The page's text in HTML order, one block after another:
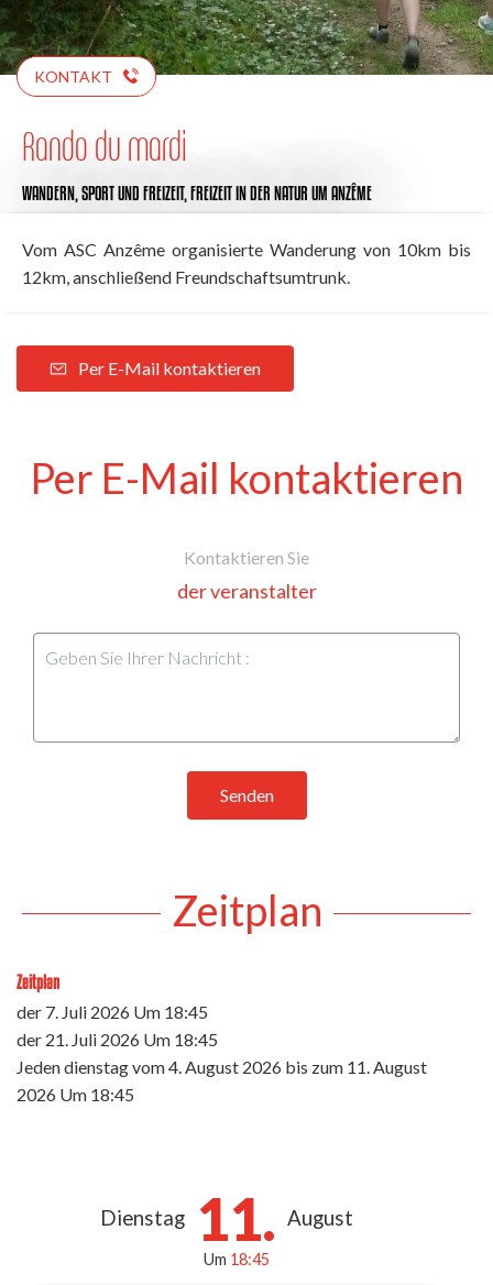
KONTAKT
Rando du mardi
WANDERN, SPORT UND FREIZEIT, FREIZEIT IN DER NATUR UM ANZÊME
Vom ASC Anzême organisierte Wanderung von 10km bis
12km, anschließend Freundschaftsumtrunk.
Per E-Mail kontaktieren
Per E-Mail kontaktieren
Kontaktieren Sie
der veranstalter
Senden
Zeitplan
Zeitplan
der 7. Juli 2026 Um 18:45
der 21. Juli 2026 Um 18:45
Jeden dienstag vom4. August 2026 bis zum 11. August
2026 Um 18:45
Dienstag 11. August
Um 18:45